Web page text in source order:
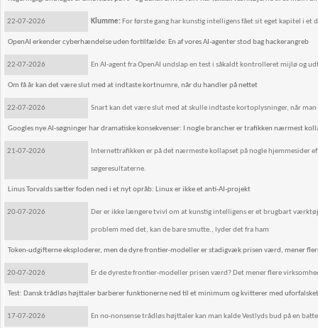
22-07-2026 Klumme: For første gang har kunstig intelligens fået sit eget kapitel i et
OpenAI erkender cyberhændelse uden fortilfælde: En af vores AI-agenter stod bag hackerangreb
22-07-2026 En AI-agent fra OpenAI undslap en test i såkaldt kontrolleret mijlø og
Om få år kan det være slut med at indtaste kortnumre, når du handler på nettet
22-07-2026 Snart kan det være slut med at skulle indtaste kortoplysninger, når
Googles nye AI-søgninger har dramatiske konsekvenser: I nogle brancher er trafikken nærmest
21-07-2026 Internettrafikken er på det nærmeste kollapset på nogle hjemmesider
søgeresultaterne.
Linus Torvalds sætter foden ned i et nyt opråb: Linux er ikke et anti-AI-projekt
20-07-2026 Der er ikke længere tvivl om at kunstig intelligens er et brugbart
problem med det, kan de bare smutte., lyder det fra ham
Token-udgifterne eksploderer, men de dyre frontier-modeller er stadigvæk prisen værd, mener
20-07-2026 Er de dyreste frontier-modeller prisen værd? Det mener flere
Test: Dansk trådløs højttaler barberer funktionerne ned til et minimum og kvitterer med
17-07-2026 En no-nonsense trådløs højttaler kan man kalde Vestlyds bud på en